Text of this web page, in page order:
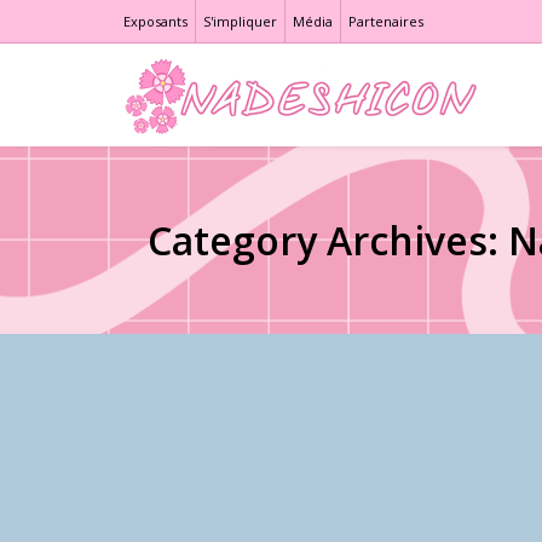
Exposants S'impliquer Média Partenaires
Category Archives: